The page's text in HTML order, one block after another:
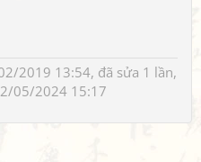
2019 13:54, đã sửa 1 lần,
05/2024 15:17